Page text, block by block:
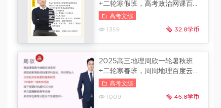
+二轮寒假班，高考政治网课百度
云 二轮更新
高考文综
1359 32.8学币
2025高三地理周欣一轮暑秋班
+二轮寒春班，周周地理百度云
春季班更新
高考文综
1009 46.8学币